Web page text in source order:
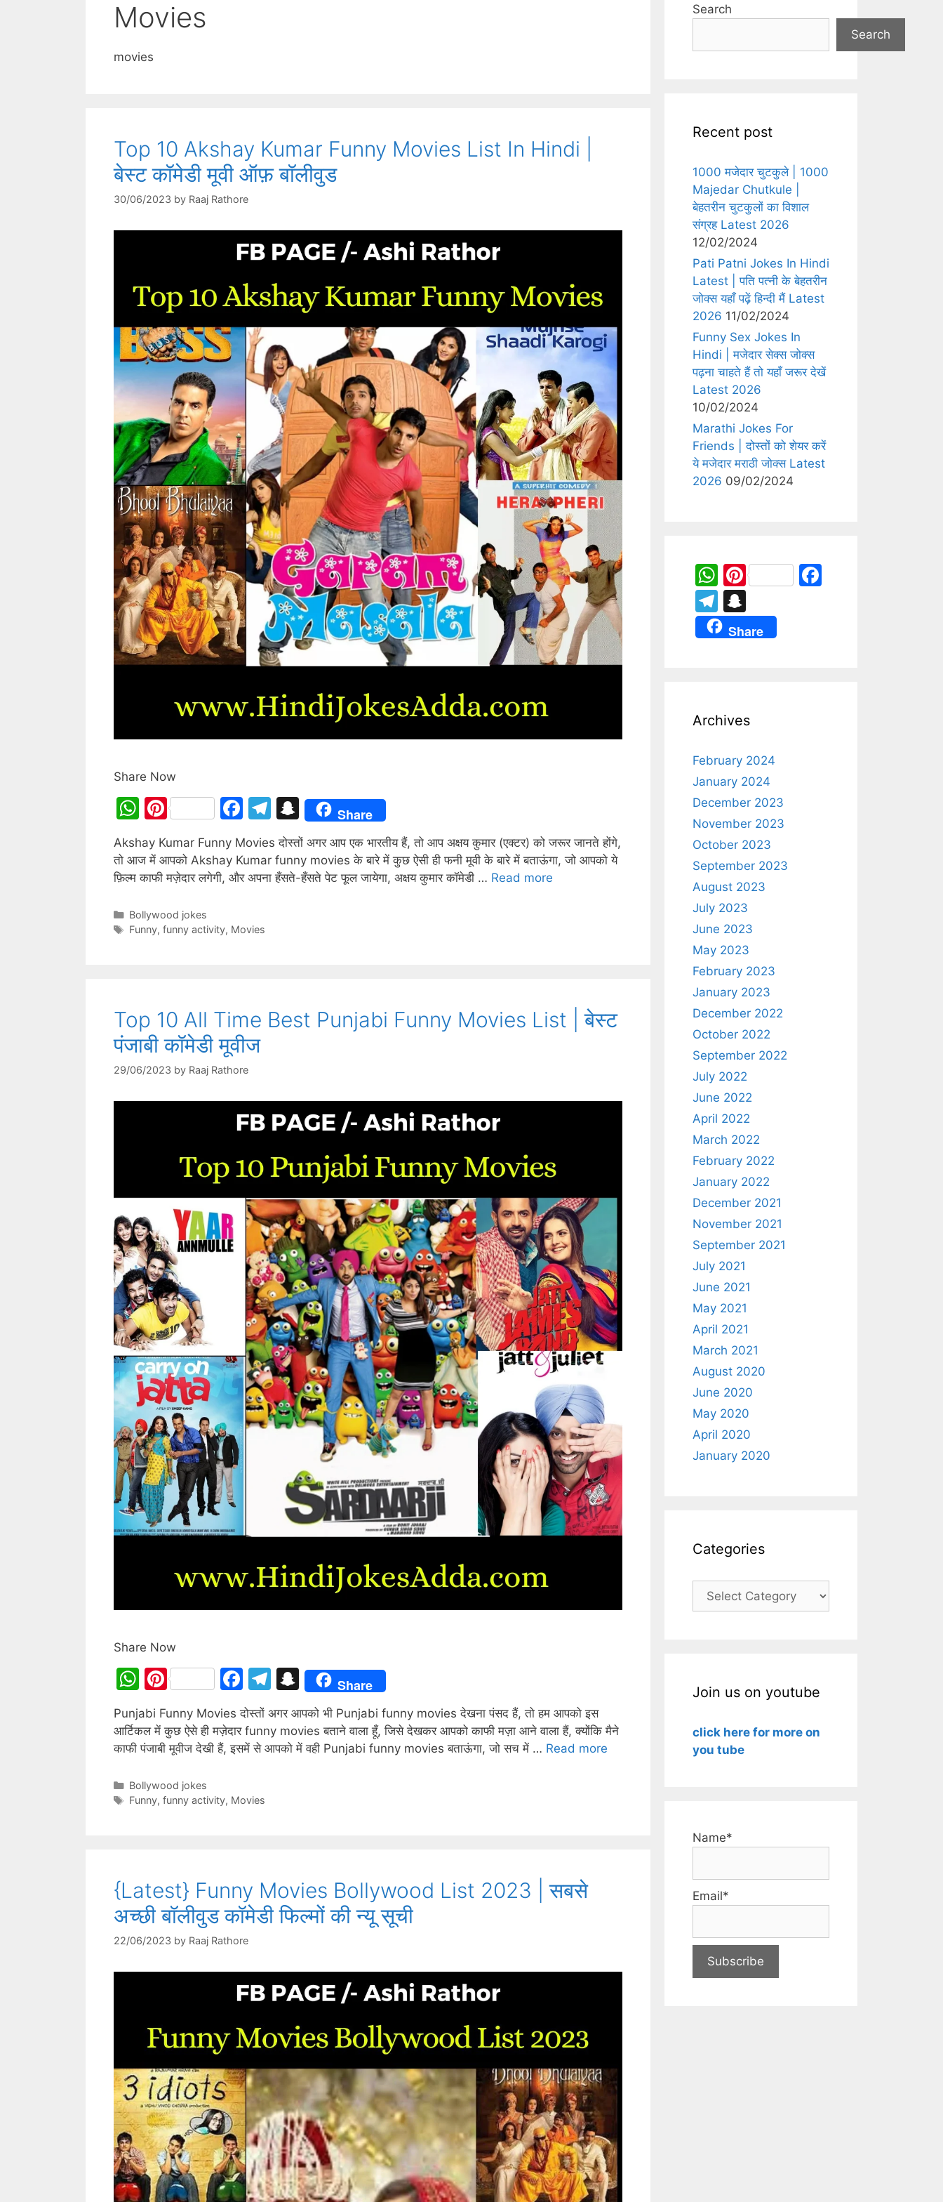
Movies
movies
Top 10 Akshay Kumar Funny Movies List In Hindi |
बेस्ट कॉमेडी मूवी ऑफ़ बॉलीवुड
30/06/2023 by Raaj Rathore
Share Now
W
at
s
p
p
Pi
er
e
F
a
c
e
o
T
el
e
gr
S
n
a
p
Share
Akshay Kumar Funny Movies दोस्तों अगर आप एक भारतीय हैं, तो आप अक्षय कुमार (एक्टर) को जरूर जानते होंगे,
तो आज में आपको Akshay Kumar funny movies के बारे में कुछ ऐसी ही फनी मूवी के बारे में बताऊंगा, जो आपको ये
फ़िल्म काफी मज़ेदार लगेगी, और अपना हँसते-हँसते पेट फूल जायेगा, अक्षय कुमार कॉमेडी … Read more
Categories
Bollywood jokes
Tags
Funny, funny activity, Movies
Top 10 All Time Best Punjabi Funny Movies List | बेस्ट
पंजाबी कॉमेडी मूवीज
29/06/2023 by Raaj Rathore
Share Now
W
h
at
s
p
p
Pi
er
e
F
a
c
e
o
T
e
gr
S
n
a
p
Share
Punjabi Funny Movies दोस्तों अगर आपको भी Punjabi funny movies देखना पंसद हैं, तो हम आपको इस
आर्टिकल में कुछ ऐसे ही मज़ेदार funny movies बताने वाला हूँ, जिसे देखकर आपको काफी मज़ा आने वाला हैं, क्योंकि मैने
काफी पंजाबी मूवीज देखी हैं, इसमें से आपको में वही Punjabi funny movies बताऊंगा, जो सच में … Read more
Categories
Bollywood jokes
Tags
Funny, funny activity, Movies
{Latest} Funny Movies Bollywood List 2023 | सबसे
अच्छी बॉलीवुड कॉमेडी फिल्मों की न्यू सूची
22/06/2023 by Raaj Rathore
Search
Search
Recent post
1000 मजेदार चुटकुले | 1000
Majedar Chutkule |
बेहतरीन चुटकुलों का विशाल
संग्रह Latest 2026
12/02/2024
Pati Patni Jokes In Hindi
Latest | पति पत्नी के बेहतरीन
जोक्स यहाँ पढ़ें हिन्दी मैं Latest
2026 11/02/2024
Funny Sex Jokes In
Hindi | मजेदार सेक्स जोक्स
पढ़ना चाहते हैं तो यहाँ जरूर देखें
Latest 2026
10/02/2024
Marathi Jokes For
Friends | दोस्तों को शेयर करें
ये मजेदार मराठी जोक्स Latest
2026 09/02/2024
W
h
at
s
p
Pi
er
e
T
el
e
m
n
a
h
at
Share
Archives
February 2024
January 2024
December 2023
November 2023
October 2023
September 2023
August 2023
July 2023
June 2023
May 2023
February 2023
January 2023
December 2022
October 2022
September 2022
July 2022
June 2022
April 2022
March 2022
February 2022
January 2022
December 2021
November 2021
September 2021
July 2021
June 2021
May 2021
April 2021
March 2021
August 2020
June 2020
May 2020
April 2020
January 2020
Categories
Categories
Join us on youtube
click here for more on
you tube
Name*
Email*